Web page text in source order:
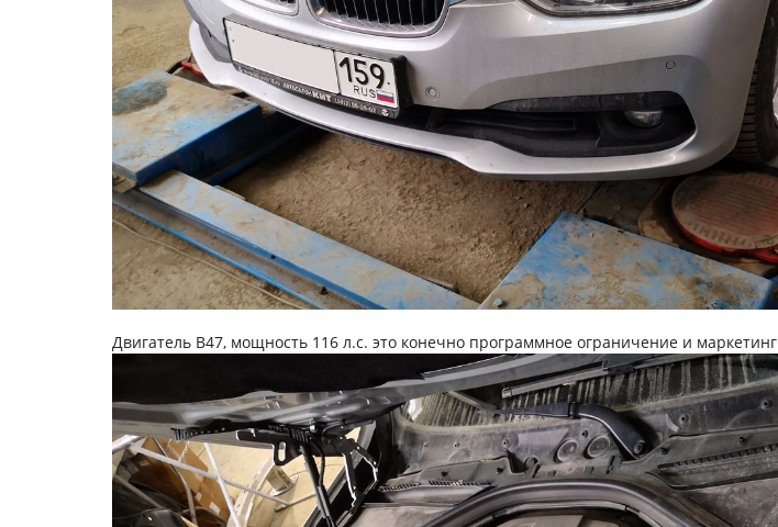
Двигатель B47, мощность 116 л.с. это конечно программное ограничение и маркетинг